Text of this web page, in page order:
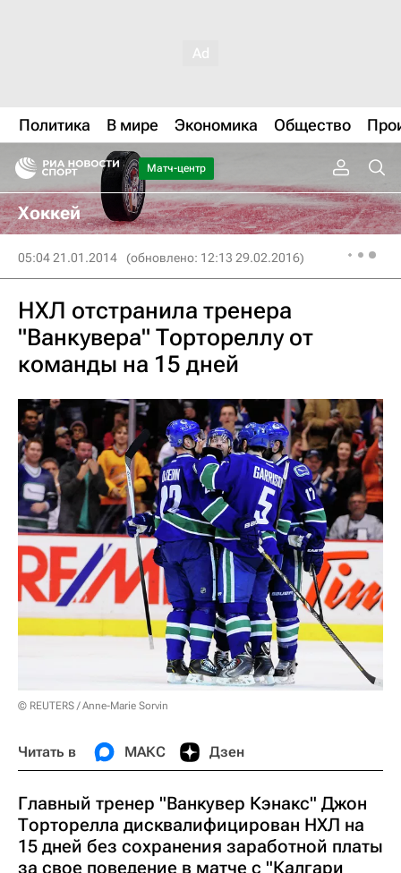
Политика В мире Экономика Общество
Матч-центр
Хоккей
05:04 21.01.2014 (обновлено: 12:13 29.02.2016)
НХЛ отстранила тренера
"Ванкувера" Тортореллу от
команды на 15 дней
© REUTERS / Anne-Marie Sorvin
Читать в МАКС Дзен
Главный тренер "Ванкувер Кэнакс" Джон
Торторелла дисквалифицирован НХЛ на
15 дней без сохранения заработной платы
за свое поведение в матче с "Калгари